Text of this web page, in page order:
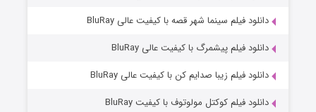
دانلود فیلم سینما شهر قصه با کیفیت عالی BluRay
دانلود فیلم پیشمرگ با کیفیت عالی BluRay
دانلود فیلم زیبا صدایم کن با کیفیت عالی BluRay
دانلود فیلم کوکتل مولوتوف با کیفیت BluRay